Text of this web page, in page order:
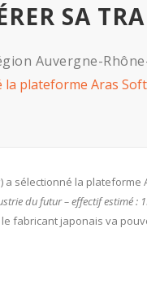
SA
Auvergne-
la plateforme Aras
) a sélectionné la plateforme
du futur – effectif estimé :
fabricant japonais va